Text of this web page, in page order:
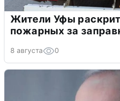
Жители Уфы
пожарных за
8 августа 0